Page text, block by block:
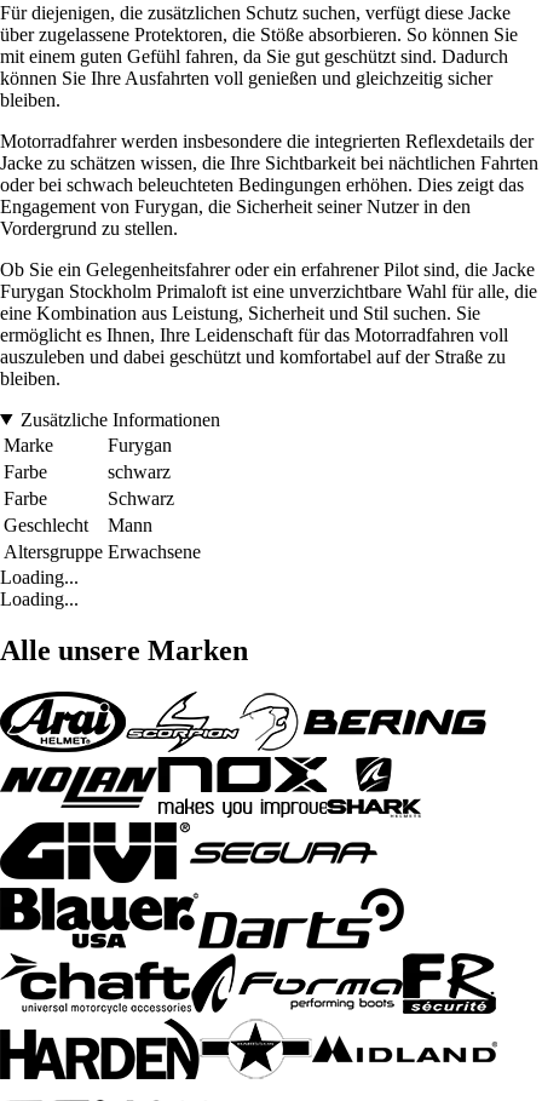
Für diejenigen, die zusätzlichen Schutz suchen, verfügt diese Jacke
über zugelassene Protektoren, die Stöße absorbieren. So können Sie
mit einem guten Gefühl fahren, da Sie gut geschützt sind. Dadurch
können Sie Ihre Ausfahrten voll genießen und gleichzeitig sicher
bleiben.
Motorradfahrer werden insbesondere die integrierten Reflexdetails der
Jacke zu schätzen wissen, die Ihre Sichtbarkeit bei nächtlichen Fahrten
oder bei schwach beleuchteten Bedingungen erhöhen. Dies zeigt das
Engagement von Furygan, die Sicherheit seiner Nutzer in den
Vordergrund zu stellen.
Ob Sie ein Gelegenheitsfahrer oder ein erfahrener Pilot sind, die Jacke
Furygan Stockholm Primaloft ist eine unverzichtbare Wahl für alle, die
eine Kombination aus Leistung, Sicherheit und Stil suchen. Sie
ermöglicht es Ihnen, Ihre Leidenschaft für das Motorradfahren voll
auszuleben und dabei geschützt und komfortabel auf der Straße zu
bleiben.
Zusätzliche Informationen
Marke
Furygan
Farbe
schwarz
Farbe
Schwarz
Geschlecht
Mann
Altersgruppe Erwachsene
Loading...
Loading...
Alle unsere Marken